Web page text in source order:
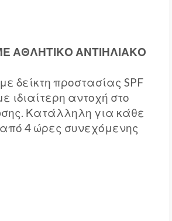
ΑΘΛΗΤΙΚΟ ΑΝΤΙΗΛΙΑΚΟ
δείκτη προστασίας SPF
ιδιαίτερη αντοχή στο
Κατάλληλη για κάθε
4 ώρες συνεχόμενης